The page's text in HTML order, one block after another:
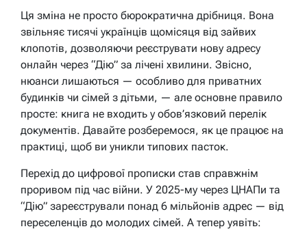
Ця зміна не просто бюрократична дрібниця. Вона
звільняє тисячі українців щомісяця від зайвих
клопотів, дозволяючи реєструвати нову адресу
онлайн через “Дію” за лічені хвилини. Звісно,
нюанси лишаються — особливо для приватних
будинків чи сімей з дітьми, — але основне правило
просте: книга не входить у обов’язковий перелік
документів. Давайте розберемося, як це працює на
практиці, щоб ви уникли типових пасток.
Перехід до цифрової прописки став справжнім
проривом під час війни. У 2025-му через ЦНАПи та
“Дію” зареєстрували понад 6 мільйонів адрес — від
переселенців до молодих сімей. А тепер уявіть: